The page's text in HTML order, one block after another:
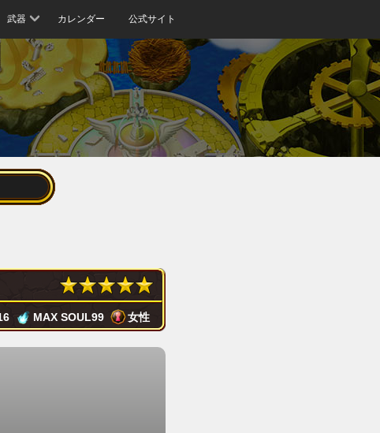
武器 カレンダー 公式サイト
MAX SOUL99 女性